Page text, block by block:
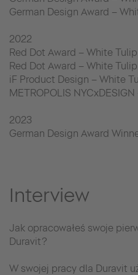
German Design Award –
2022
Red Dot Award – White Tulip
Red Dot Award – White
iF Product Design – White
METROPOLIS
2023
German Design Award
Interview
Jak opracowałeś swoje
Duravit?
W swojej pracy dla Duravit